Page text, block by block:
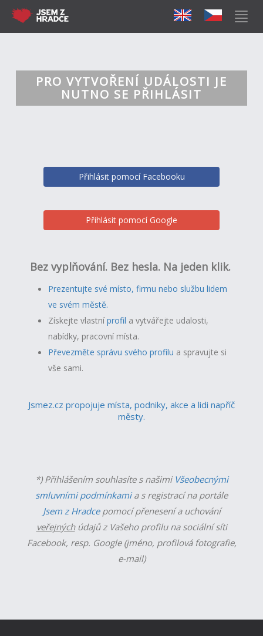
PRO VYTVOŘENÍ UDÁLOSTI JE
NUTNO SE PŘIHLÁSIT
Přihlásit pomocí Facebooku
Přihlásit pomocí Google
Bez vyplňování. Bez hesla. Na jeden klik.
Prezentujte své místo, firmu nebo službu lidem
ve svém městě.
Získejte vlastníprofil a vytvářejte udalosti,
nabídky, pracovní místa.
Převezměte správu svého profilu a spravujte si
vše sami.
Jsmez.cz propojuje místa, podniky, akce a lidi napříč
městy.
*) Přihlášením souhlasíte s našimi Všeobecnými
smluvními podmínkamia s registrací na portále
Jsem z Hradcepomocí přenesení a uchování
veřejnýchúdajů z Vašeho profilu na sociální síti
Facebook, resp. Google (jméno, profilová fotografie,
e-mail)